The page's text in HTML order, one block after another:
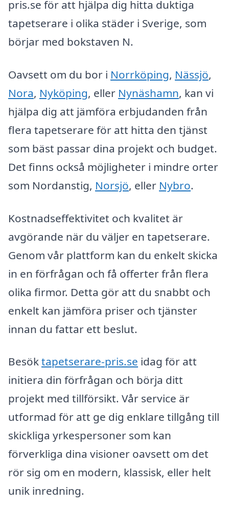
pris.se för att hjälpa dig hitta duktiga
tapetserare i olika städer i Sverige, som
börjar med bokstaven N.
Oavsett om du bor i Norrköping, Nässjö,
Nora, Nyköping, eller Nynäshamn, kan vi
hjälpa dig att jämföra erbjudanden från
flera tapetserare för att hitta den tjänst
som bäst passar dina projekt och budget.
Det finns också möjligheter i mindre orter
som Nordanstig, Norsjö, eller Nybro.
Kostnadseffektivitet och kvalitet är
avgörande när du väljer en tapetserare.
Genom vår plattform kan du enkelt skicka
in en förfrågan och få offerter från flera
olika firmor. Detta gör att du snabbt och
enkelt kan jämföra priser och tjänster
innan du fattar ett beslut.
Besöktapetserare-pris.se idag för att
initiera din förfrågan och börja ditt
projekt med tillförsikt. Vår service är
utformad för att ge dig enklare tillgång till
skickliga yrkespersoner som kan
förverkliga dina visioner oavsett om det
rör sig om en modern, klassisk, eller helt
unik inredning.